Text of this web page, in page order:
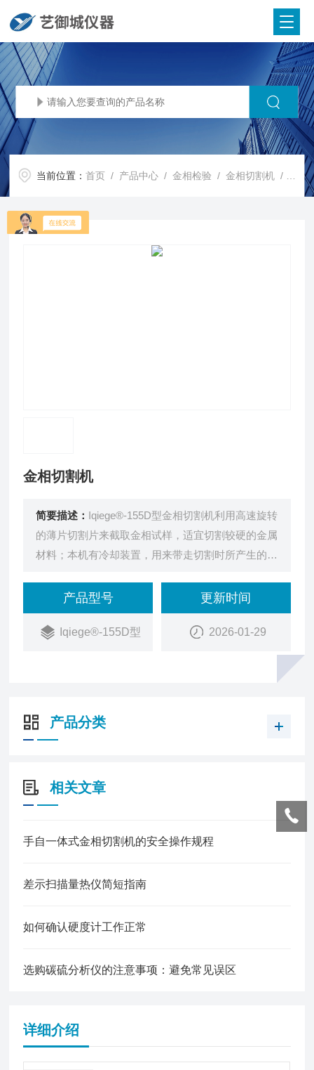
当前位置：首页 / 产品中心 /金相检验 /金相切割机 / Iqiege®-155D型金相切割机
金相切割机
简要描述： Iqiege®-155D型金相切割机利用高速旋转
的薄片切割片来截取金相试样，适宜切割较硬的金属
材料；本机有冷却装置，用来带走切割时所产生的热
产品型号
Iqiege®-155D型
更新时间
2026-01-29
产品分类
相关文章
手自一体式金相切割机的安全操作规程
差示扫描量热仪简短指南
如何确认硬度计工作正常
选购碳硫分析仪的注意事项：避免常见误区
详细介绍